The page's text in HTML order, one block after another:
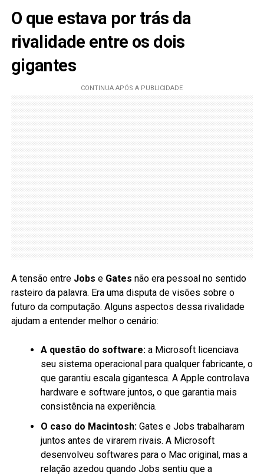
O que estava por trás da
rivalidade entre os dois
gigantes
A tensão entre Jobs e Gates não era pessoal no sentido
rasteiro da palavra. Era uma disputa de visões sobre o
futuro da computação. Alguns aspectos dessa rivalidade
ajudam a entender melhor o cenário:
A questão do software:a Microsoft licenciava
seu sistema operacional para qualquer fabricante, o
que garantiu escala gigantesca. A Apple controlava
hardware e software juntos, o que garantia mais
consistência na experiência.
O caso do Macintosh:Gates e Jobs trabalharam
juntos antes de virarem rivais. A Microsoft
desenvolveu softwares para o Mac original, mas a
relação azedou quando Jobs sentiu que a